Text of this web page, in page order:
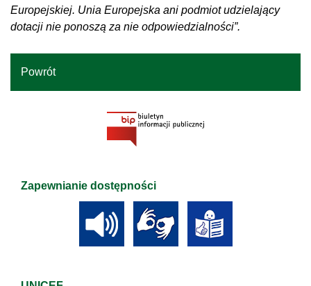
Europejskiej. Unia Europejska ani podmiot udzielający
dotacji nie ponoszą za nie odpowiedzialności”.
Powrót
Zapewnianie dostępności